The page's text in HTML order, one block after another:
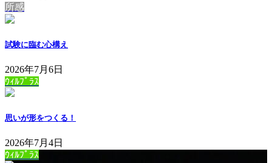
所感
試験に臨む心構え
2026年7月6日
ｳｨﾙﾌﾟﾗｽ
思いが形をつくる！
2026年7月4日
ｳｨﾙﾌﾟﾗｽ